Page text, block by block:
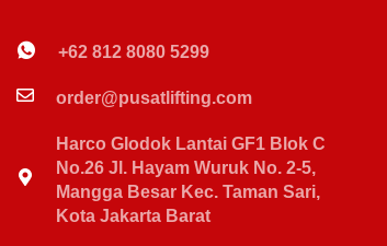
+62 812 8080 5299
order@pusatlifting.com
Harco Glodok Lantai GF1 Blok C
No.26 Jl. Hayam Wuruk No. 2-5,
Mangga Besar Kec. Taman Sari,
Kota Jakarta Barat